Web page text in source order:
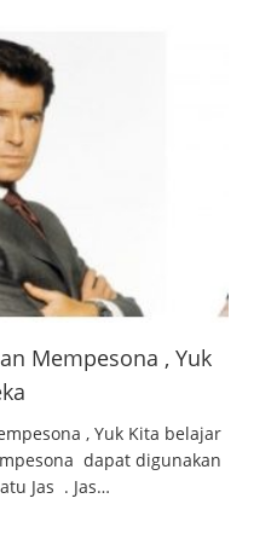
Mempesona , Yuk
, Yuk Kita belajar
dapat digunakan
Jas . Jas…